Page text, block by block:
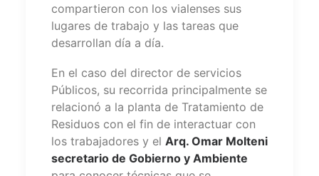
compartieron con los vialenses sus
lugares de trabajo y las tareas que
desarrollan día a día.
En el caso del director de servicios
Públicos, su recorrida principalmente se
relacionó a la planta de Tratamiento de
Residuos con el fin de interactuar con
los trabajadores y el Arq. Omar Molteni
secretario de Gobierno y Ambiente